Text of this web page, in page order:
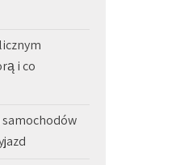
i co
samochodów